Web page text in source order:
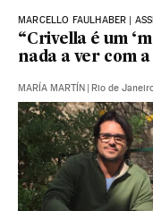
MARCELLO FAULHABER |
“Crivella é um
nada a ver com
MARÍA MARTÍN | Rio de